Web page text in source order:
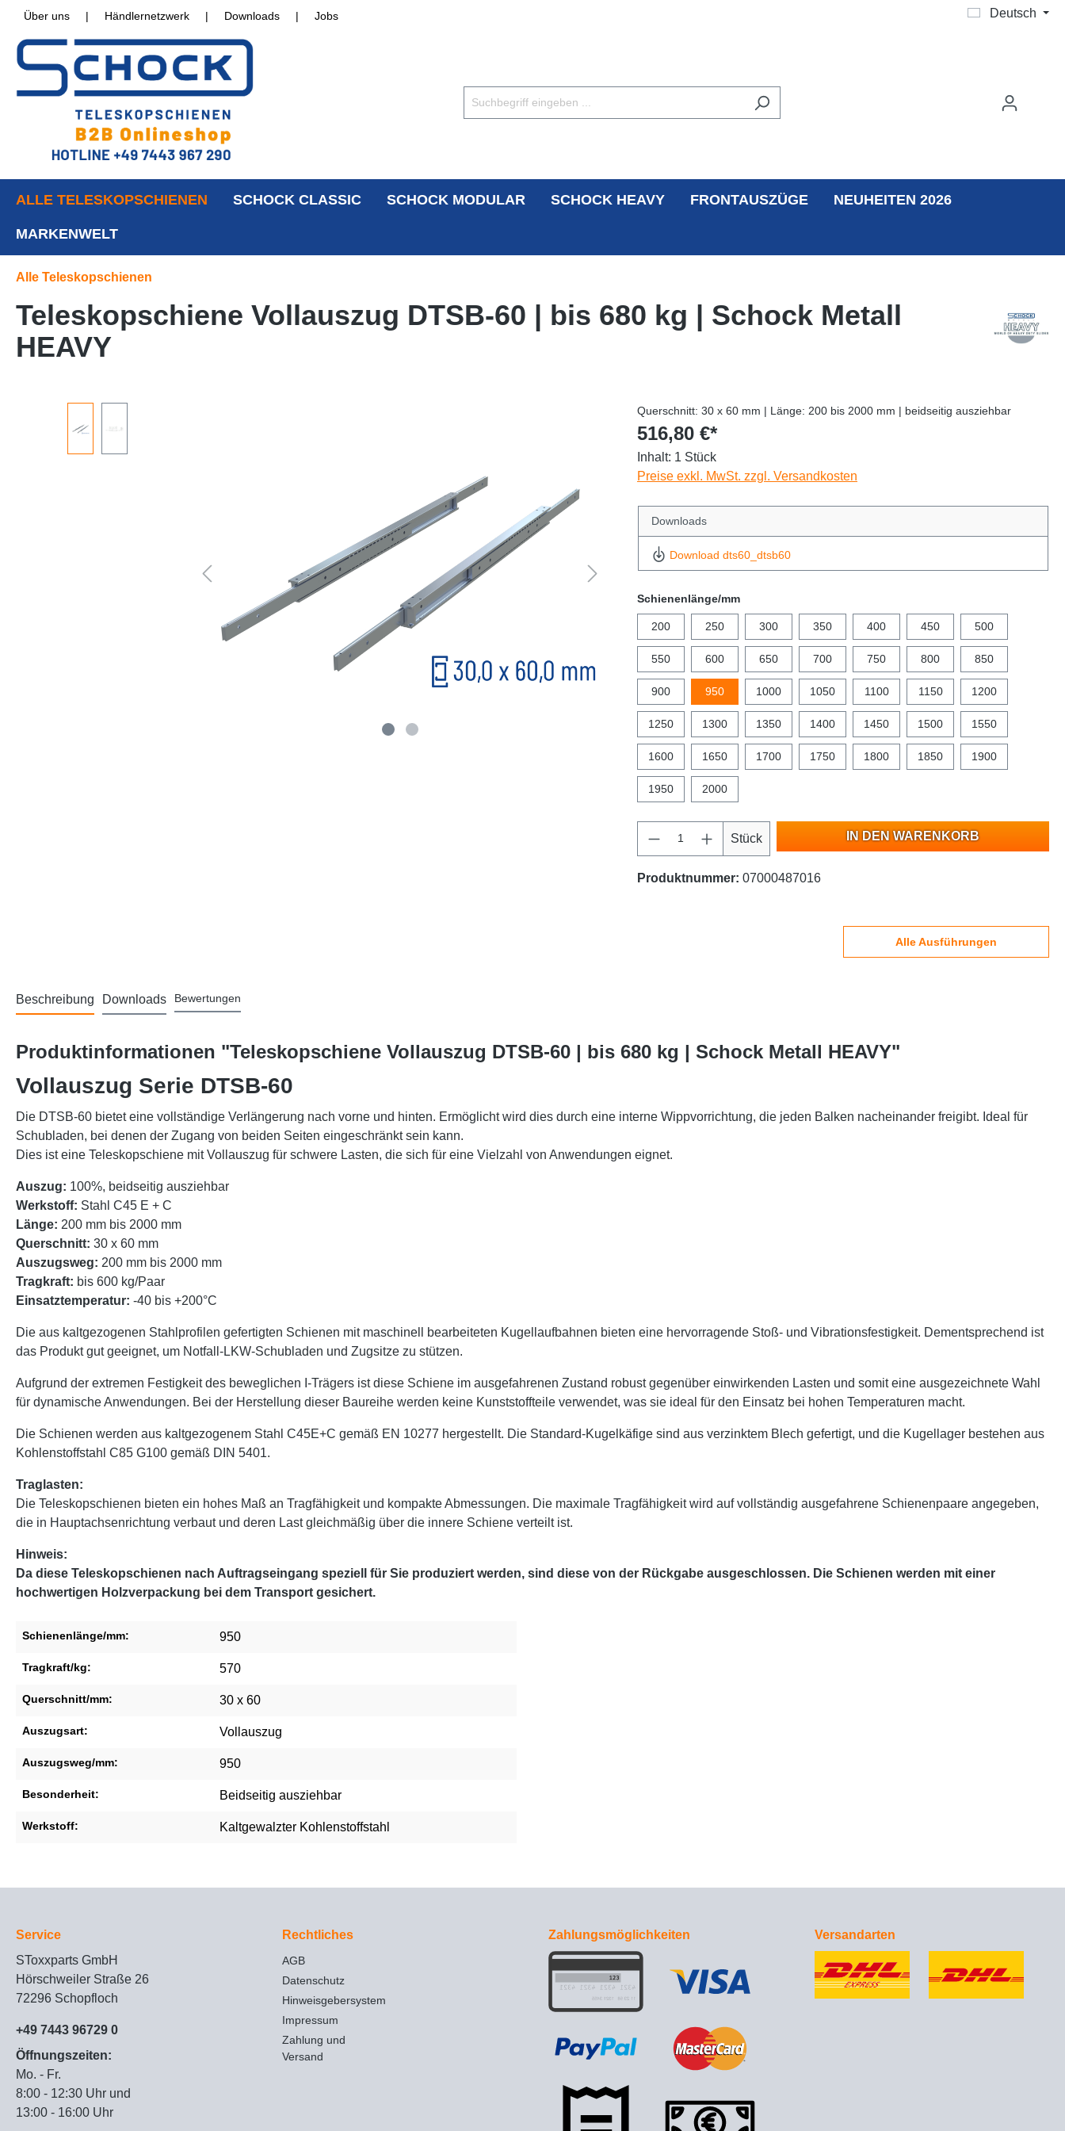
Über uns | Händlernetzwerk | Downloads | Jobs Deutsch
ALLE TELESKOPSCHIENEN SCHOCK CLASSIC SCHOCK MODULAR SCHOCK HEAVY FRONTAUSZÜGE NEUHEITEN 2026
MARKENWELT
Alle Teleskopschienen
Teleskopschiene Vollauszug DTSB-60 | bis 680 kg | Schock Metall
HEAVY
Querschnitt: 30 x 60 mm | Länge: 200 bis 2000 mm | beidseitig ausziehbar
516,80 €*
Inhalt: 1 Stück
Preise exkl. MwSt. zzgl. Versandkosten
Downloads
Download dts60_dtsb60
Schienenlänge/mm
200 250 300 350 400 450 500
550 600 650 700 750 800 850
900 950 1000 1050 1100 1150 1200
1250 1300 1350 1400 1450 1500 1550
1600 1650 1700 1750 1800 1850 1900
1950 2000
Stück IN DEN WARENKORB
Produktnummer: 07000487016
Alle Ausführungen
Beschreibung Downloads Bewertungen
Produktinformationen "Teleskopschiene Vollauszug DTSB-60 | bis 680 kg | Schock Metall HEAVY"
Vollauszug Serie DTSB-60
Die DTSB-60 bietet eine vollständige Verlängerung nach vorne und hinten. Ermöglicht wird dies durch eine interne Wippvorrichtung, die jeden Balken nacheinander freigibt. Ideal für
Schubladen, bei denen der Zugang von beiden Seiten eingeschränkt sein kann.
Dies ist eine Teleskopschiene mit Vollauszug für schwere Lasten, die sich für eine Vielzahl von Anwendungen eignet.
Auszug: 100%, beidseitig ausziehbar
Werkstoff: Stahl C45 E + C
Länge: 200 mm bis 2000 mm
Querschnitt: 30 x 60 mm
Auszugsweg: 200 mm bis 2000 mm
Tragkraft: bis 600 kg/Paar
Einsatztemperatur: -40 bis +200°C
Die aus kaltgezogenen Stahlprofilen gefertigten Schienen mit maschinell bearbeiteten Kugellaufbahnen bieten eine hervorragende Stoß- und Vibrationsfestigkeit. Dementsprechend ist
das Produkt gut geeignet, um Notfall-LKW-Schubladen und Zugsitze zu stützen.
Aufgrund der extremen Festigkeit des beweglichen I-Trägers ist diese Schiene im ausgefahrenen Zustand robust gegenüber einwirkenden Lasten und somit eine ausgezeichnete Wahl
für dynamische Anwendungen. Bei der Herstellung dieser Baureihe werden keine Kunststoffteile verwendet, was sie ideal für den Einsatz bei hohen Temperaturen macht.
Die Schienen werden aus kaltgezogenem Stahl C45E+C gemäß EN 10277 hergestellt. Die Standard-Kugelkäfige sind aus verzinktem Blech gefertigt, und die Kugellager bestehen aus
Kohlenstoffstahl C85 G100 gemäß DIN 5401.
Traglasten:
Die Teleskopschienen bieten ein hohes Maß an Tragfähigkeit und kompakte Abmessungen. Die maximale Tragfähigkeit wird auf vollständig ausgefahrene Schienenpaare angegeben,
die in Hauptachsenrichtung verbaut und deren Last gleichmäßig über die innere Schiene verteilt ist.
Hinweis:
Da diese Teleskopschienen nach Auftragseingang speziell für Sie produziert werden, sind diese von der Rückgabe ausgeschlossen. Die Schienen werden mit einer
hochwertigen Holzverpackung bei dem Transport gesichert.
Schienenlänge/mm: 950
Tragkraft/kg: 570
Querschnitt/mm: 30 x 60
Auszugsart: Vollauszug
Auszugsweg/mm: 950
Besonderheit: Beidseitig ausziehbar
Werkstoff: Kaltgewalzter Kohlenstoffstahl
Service
SToxxparts GmbH
Hörschweiler Straße 26
72296 Schopfloch
+49 7443 96729 0
Öffnungszeiten:
Mo. - Fr.
8:00 - 12:30 Uhr und
13:00 - 16:00 Uhr
Rechtliches
AGB
Datenschutz
Hinweisgebersystem
Impressum
Zahlung und
Versand
Zahlungsmöglichkeiten Versandarten